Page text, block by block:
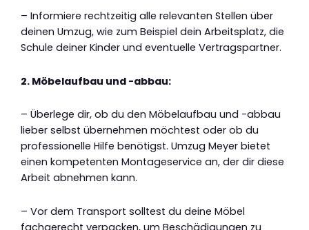
– Informiere rechtzeitig alle relevanten Stellen über
deinen Umzug, wie zum Beispiel dein Arbeitsplatz, die
Schule deiner Kinder und eventuelle Vertragspartner.
2. Möbelaufbau und -abbau:
– Überlege dir, ob du den Möbelaufbau und -abbau
lieber selbst übernehmen möchtest oder ob du
professionelle Hilfe benötigst. Umzug Meyer bietet
einen kompetenten Montageservice an, der dir diese
Arbeit abnehmen kann.
– Vor dem Transport solltest du deine Möbel
fachgerecht verpacken, um Beschädigungen zu